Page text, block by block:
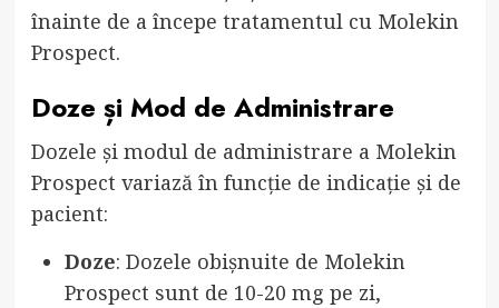
înainte de a începe tratamentul cu Molekin
Prospect.
Doze și Mod de Administrare
Dozele și modul de administrare a Molekin
Prospect variază în funcție de indicație și de
pacient:
Doze: Dozele obișnuite de Molekin
Prospect sunt de 10-20 mg pe zi,